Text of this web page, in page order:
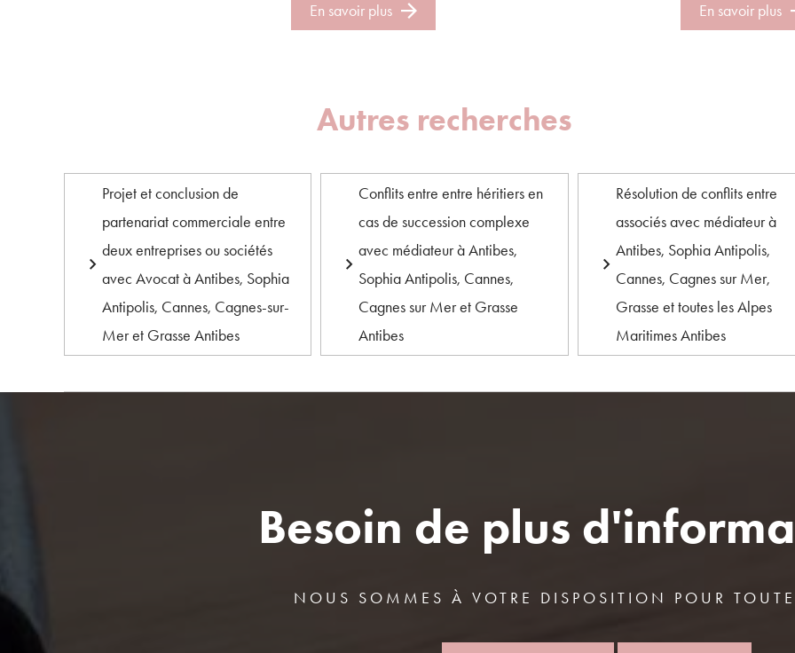
En savoir plus En savoir plus
Autres recherches
Projet et conclusion de
partenariat commerciale entre
deux entreprises ou sociétés
avec Avocat à Antibes, Sophia
Antipolis, Cannes, Cagnes-sur-
Mer et Grasse Antibes
Conflits entre entre héritiers en
cas de succession complexe
avec médiateur à Antibes,
Sophia Antipolis, Cannes,
Cagnes sur Mer et Grasse
Antibes
Résolution de conflits entre
associés avec médiateur à
Antibes, Sophia Antipolis,
Cannes, Cagnes sur Mer,
Grasse et toutes les Alpes
Maritimes Antibes
Besoin de plus
NOUS SOMMES À VOTRE DISPOSITION POUR